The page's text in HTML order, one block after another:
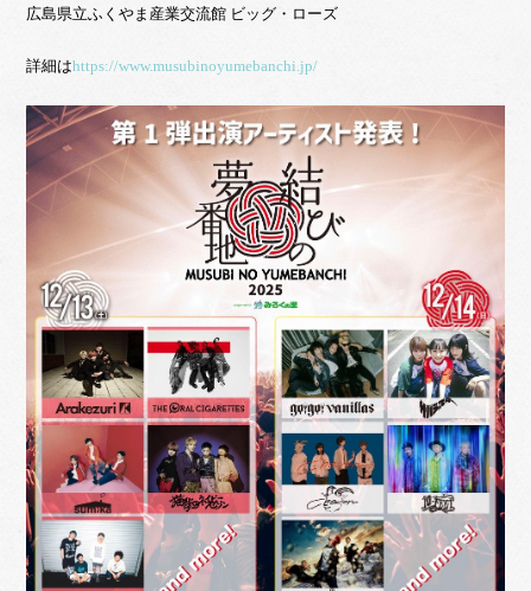
広島県立ふくやま産業交流館 ビッグ・ローズ
詳細はhttps://www.musubinoyumebanchi.jp/